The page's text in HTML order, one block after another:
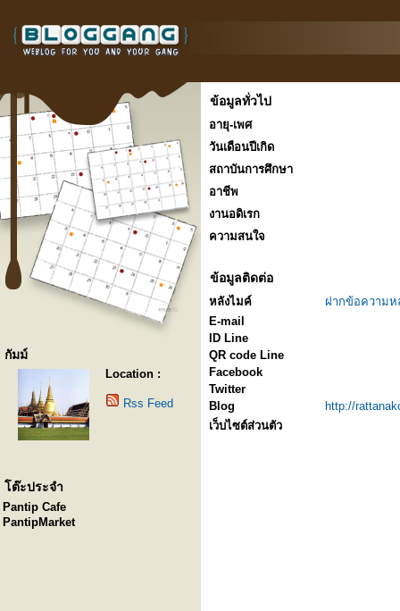
กัมม์
Location :
Rss Feed
โต๊ะประจำ
Pantip Cafe
PantipMarket
ข้อมูลทั่วไป
อายุ-เพศ
วันเดือนปีเกิด
สถาบันการศึกษา
อาชีพ
งานอดิเรก
ความสนใจ
ข้อมูลติดต่อ
หลังไมค์
ฝากข้อความห
E-mail
ID Line
QR code Line
Facebook
Twitter
Blog
http://
เว็บไซต์ส่วนตัว